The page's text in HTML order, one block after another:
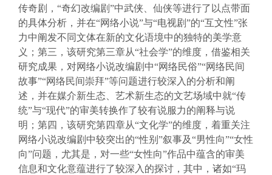
传奇剧，“奇幻改编剧”中武侠、仙侠等进行了以点带面
的具体分析，并在“网络小说”与“电视剧”的“互文性”张
力中阐发不同文体在新的文化语境中的独特的美学意
义；第三，该研究第三章从“社会学”的维度，借鉴相关
研究成果，对网络小说改编剧中“网络民俗”“网络民间
故事”“网络民间崇拜”等问题进行较深入的分析和阐
述，并在媒介新生态、艺术新生态的文艺场域中就“传
统”与“现代”的审美转换作了较有说服力的阐释与说
明；第四，该研究第四章从“文化学”的维度，着重关注
网络小说改编剧中较突出的“性别”叙事及“男性向”“女性
向”问题，尤其是，对一些“女性向”作品中蕴含的审美
信息和文化意蕴进行了较深入的探讨，其中，诸如“玛